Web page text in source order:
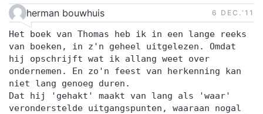
herman bouwhuis 6 DEC.‘11
Het boek van Thomas heb ik in een lange reeks
van boeken, in z'n geheel uitgelezen. Omdat
hij opschrijft wat ik allang weet over
ondernemen. En zo'n feest van herkenning kan
niet lang genoeg duren.
Dat hij 'gehakt' maakt van lang als 'waar'
veronderstelde uitgangspunten, waaraan nogal